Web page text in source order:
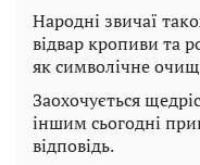
Народні звичаї
відвар кропиви та
як символічне
Заохочується
іншим сьогодні
відповідь.